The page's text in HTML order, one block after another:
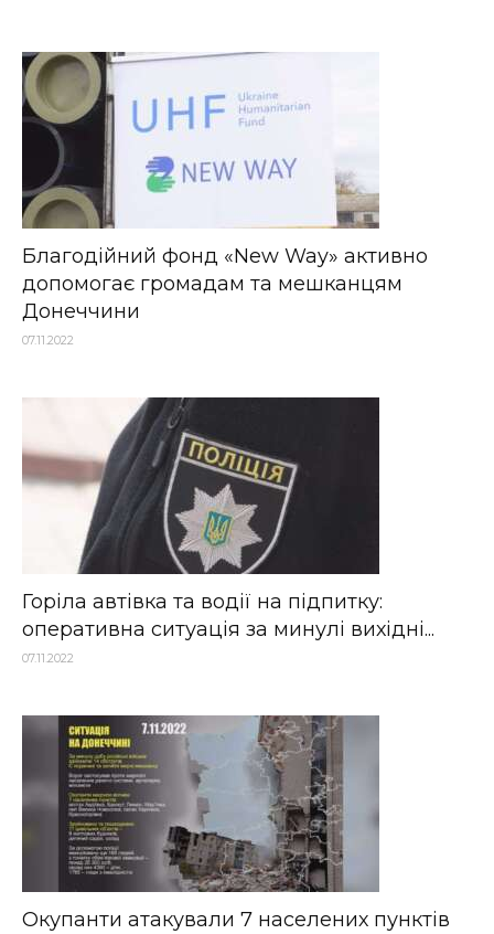
Благодійний фонд «New Way» активно
допомогає громадам та мешканцям
Донеччини
07.11.2022
Горіла автівка та водії на підпитку:
оперативна ситуація за минулі вихідні...
07.11.2022
Окупанти атакували 7 населених пунктів